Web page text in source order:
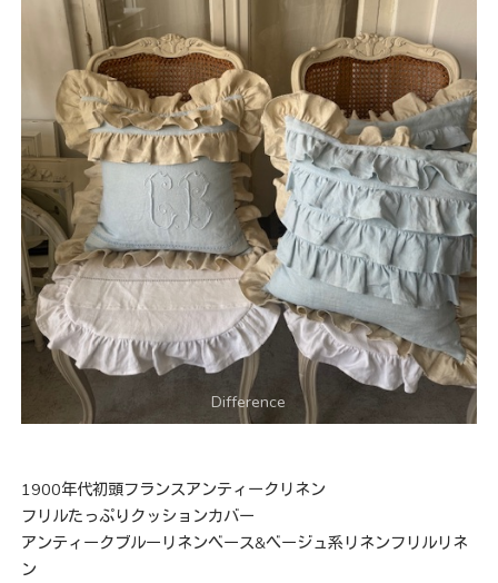
1900年代初頭フランスアンティークリネン
フリルたっぷりクッションカバー
アンティークブルーリネンベース&ベージュ系リネンフリルリネ
ン